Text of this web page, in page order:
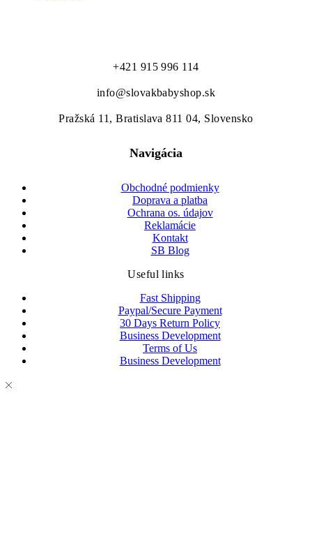
+421 915 996 114
info@slovakbabyshop.sk
Pražská 11, Bratislava 811 04, Slovensko
Navigácia
Obchodné podmienky
Doprava a platba
Ochrana os. údajov
Reklamácie
Kontakt
SB Blog
Useful links
Fast Shipping
Paypal/Secure Payment
30 Days Return Policy
Business Development
Terms of Us
Business Development